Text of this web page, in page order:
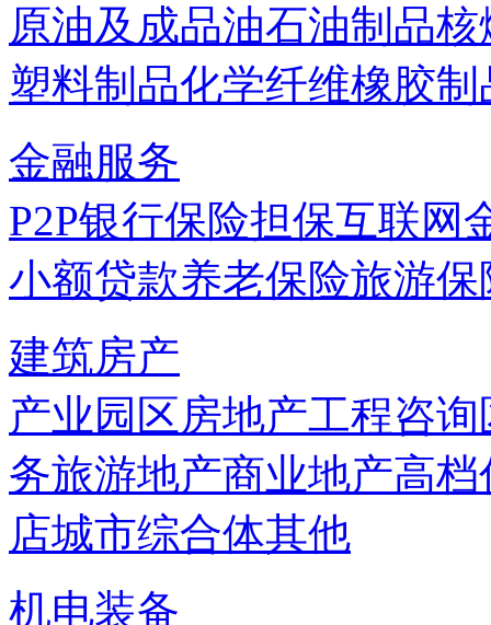
原油及成品油石油制品核
塑料制品化学纤维橡胶制
金融服务
P2P银行保险担保互联网
小额贷款养老保险旅游保
建筑房产
产业园区房地产工程咨询
务旅游地产商业地产高档
店城市综合体其他
机电装备